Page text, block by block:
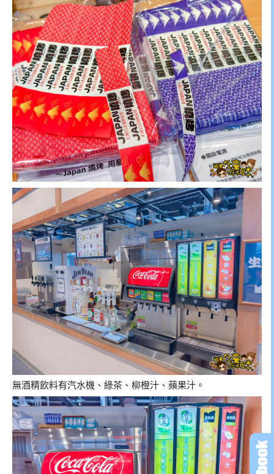
無酒精飲料有汽水機、綠茶、柳橙汁、蘋果汁。